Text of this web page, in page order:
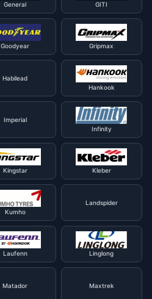
General GITI
Goodyear Gripmax
Habilead
Hankook
Imperial
Infinity
Kingstar
Kleber
Kumho
Landspider
Laufenn
Linglong
Matador Maxtrek